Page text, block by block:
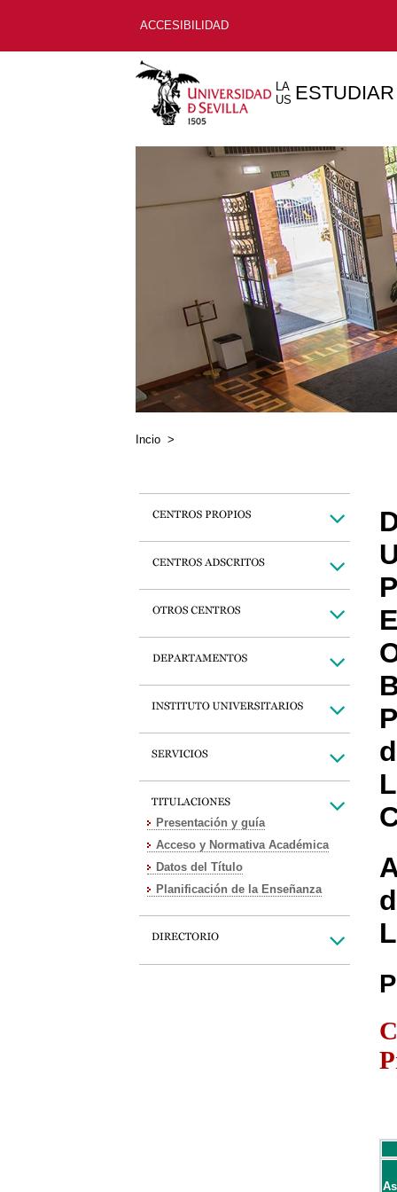
ACCESIBILIDAD
LA
US ESTUDIAR
Incio >
Presentación y guía
Acceso y Normativa Académica
Datos del Título
Planificación de la Enseñanza